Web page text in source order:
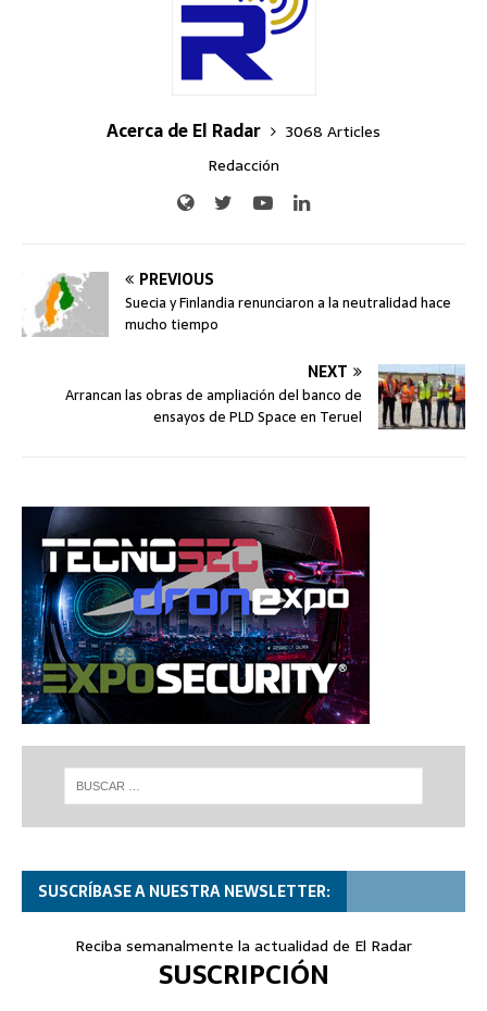
Acerca de El Radar
3068 Articles
Redacción
PREVIOUS
Suecia y Finlandia renunciaron a la neutralidad hace
mucho tiempo
NEXT
Arrancan las obras de ampliación del banco de
ensayos de PLD Space en Teruel
SUSCRÍBASE A NUESTRA NEWSLETTER:
Reciba semanalmente la actualidad de El Radar
SUSCRIPCIÓN